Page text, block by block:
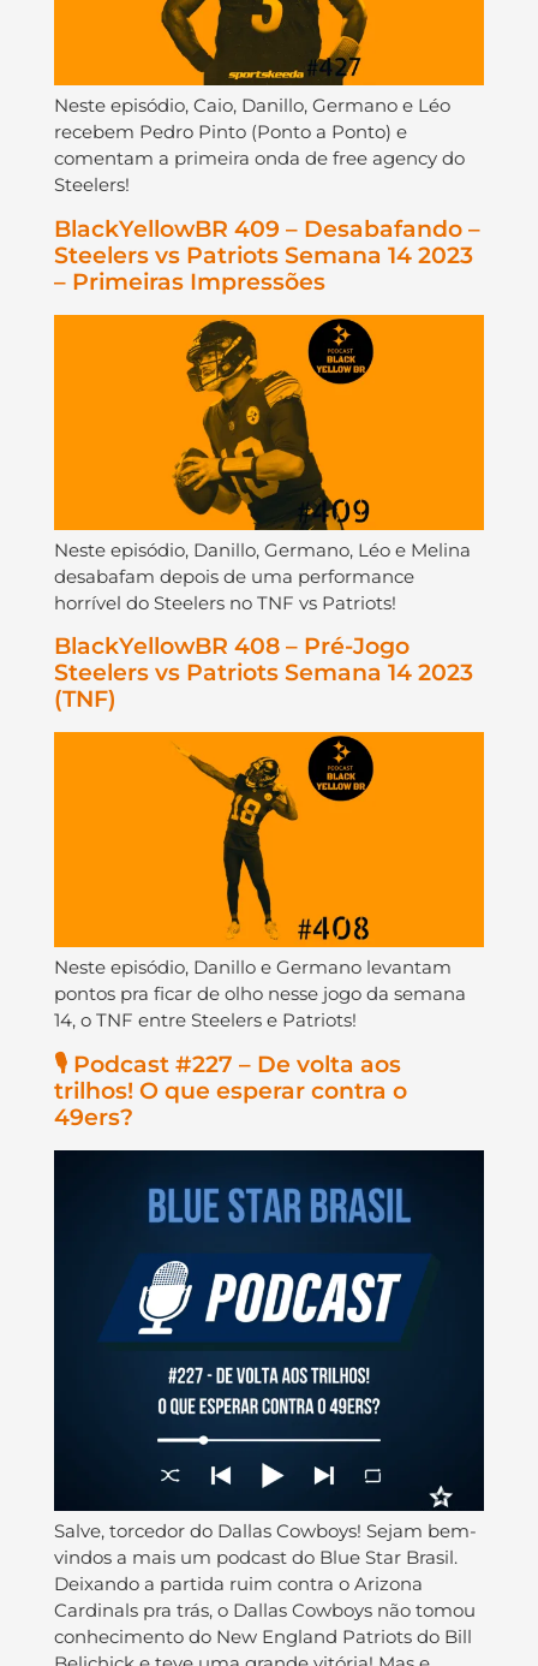
Neste episódio, Caio, Danillo, Germano e Léo
recebem Pedro Pinto (Ponto a Ponto) e
comentam a primeira onda de free agency do
Steelers!
BlackYellowBR 409 – Desabafando –
Steelers vs Patriots Semana 14 2023
– Primeiras Impressões
Neste episódio, Danillo, Germano, Léo e Melina
desabafam depois de uma performance
horrível do Steelers no TNF vs Patriots!
BlackYellowBR 408 – Pré-Jogo
Steelers vs Patriots Semana 14 2023
(TNF)
Neste episódio, Danillo e Germano levantam
pontos pra ficar de olho nesse jogo da semana
14, o TNF entre Steelers e Patriots!
🎙️ Podcast #227 – De volta aos
trilhos! O que esperar contra o
49ers?
Salve, torcedor do Dallas Cowboys! Sejam bem-
vindos a mais um podcast do Blue Star Brasil.
Deixando a partida ruim contra o Arizona
Cardinals pra trás, o Dallas Cowboys não tomou
conhecimento do New England Patriots do Bill